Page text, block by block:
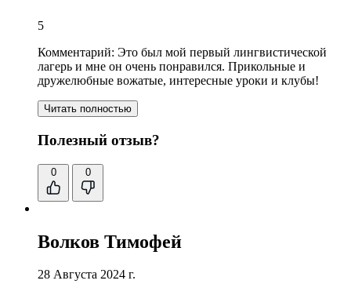
5
Комментарий: Это был мой первый лингвистической
лагерь и мне он очень понравился. Прикольные и
дружелюбные вожатые, интересные уроки и клубы!
Читать полностью
Полезный отзыв?
0 0
Волков Тимофей
28 Августа 2024 г.